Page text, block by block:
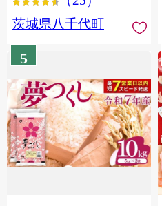
茨城県八千代町
5